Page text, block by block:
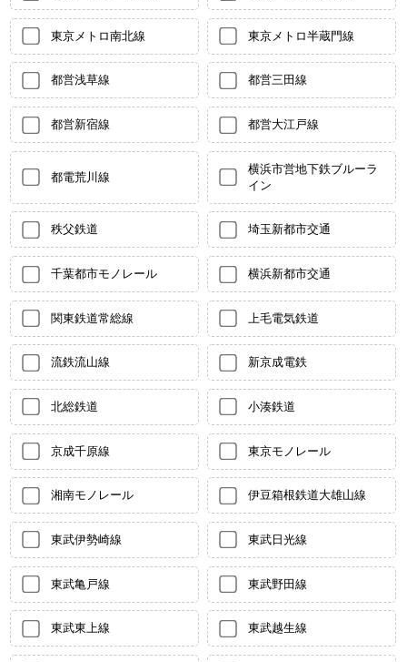
東京メトロ南北線 東京メトロ半蔵門線
都営浅草線 都営三田線
都営新宿線 都営大江戸線
都電荒川線
横浜市営地下鉄ブルーラ
イン
秩父鉄道 埼玉新都市交通
千葉都市モノレール 横浜新都市交通
関東鉄道常総線 上毛電気鉄道
流鉄流山線 新京成電鉄
北総鉄道 小湊鉄道
京成千原線 東京モノレール
湘南モノレール 伊豆箱根鉄道大雄山線
東武伊勢崎線 東武日光線
東武亀戸線 東武野田線
東武東上線 東武越生線